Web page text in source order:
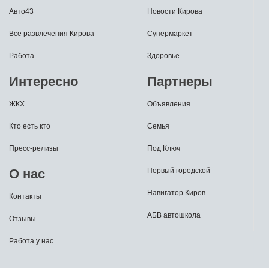
Авто43
Все развлечения Кирова
Работа
Новости Кирова
Супермаркет
Здоровье
Интересно
ЖКХ
Кто есть кто
Пресс-релизы
О нас
Контакты
Отзывы
Работа у нас
Партнеры
Объявления
Семья
Под Ключ
Первый городской
Навигатор Киров
АБВ автошкола